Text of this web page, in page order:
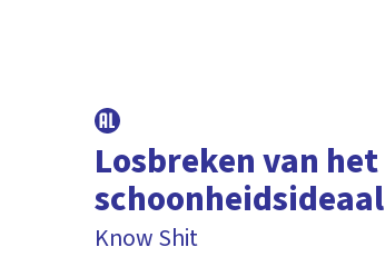
Losbreken van het
schoonheidsideaal
Know Shit